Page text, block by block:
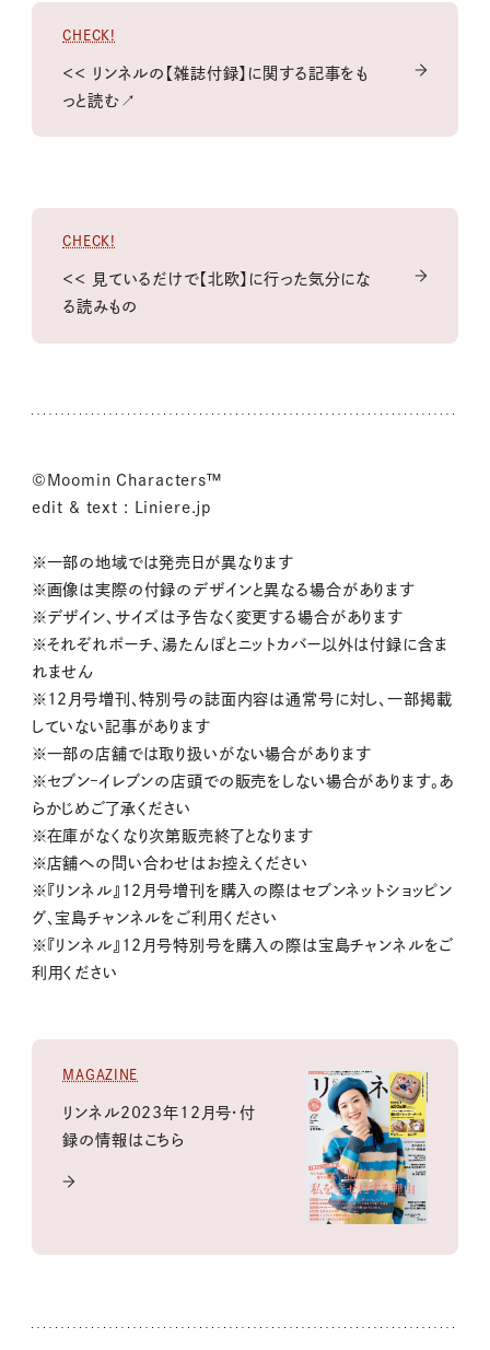
CHECK!
＜＜ リンネルの【雑誌付録】に関する記事をも
っと読む↗
CHECK!
＜＜ 見ているだけで【北欧】に行った気分にな
る読みもの
©Moomin Characters™
edit & text : Liniere.jp
※一部の地域では発売日が異なります
※画像は実際の付録のデザインと異なる場合があります
※デザイン、サイズは予告なく変更する場合があります
※それぞれポーチ、湯たんぽとニットカバー以外は付録に含ま
れません
※12月号増刊、特別号の誌面内容は通常号に対し、一部掲載
していない記事があります
※一部の店舗では取り扱いがない場合があります
※セブン‒イレブンの店頭での販売をしない場合があります。あ
らかじめご了承ください
※在庫がなくなり次第販売終了となります
※店舗への問い合わせはお控えください
※『リンネル』12月号増刊を購入の際はセブンネットショッピン
グ、宝島チャンネルをご利用ください
※『リンネル』12月号特別号を購入の際は宝島チャンネルをご
利用ください
MAGAZINE
リンネル2023年12月号・付
録の情報はこちら